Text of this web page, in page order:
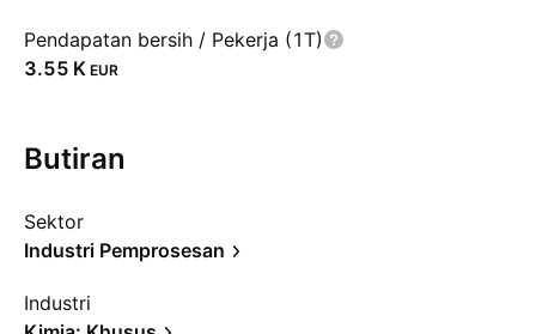
Pendapatan bersih / Pekerja (1T)
‪3.55 K‬ EUR
Butiran
Sektor
Industri Pemprosesan
Industri